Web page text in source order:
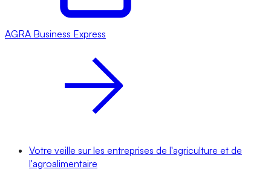
AGRA Business Express
Votre veille sur les entreprises de l'agriculture et de
l'agroalimentaire